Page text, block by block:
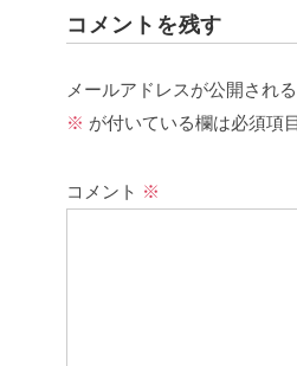
コメントを残す
メールアドレスが公開され
※ が付いている欄は必須項
コメント ※